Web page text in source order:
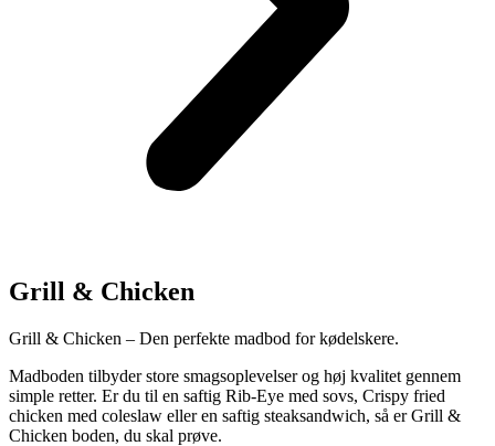
Grill & Chicken
Grill & Chicken – Den perfekte madbod for kødelskere.
Madboden tilbyder store smagsoplevelser og høj kvalitet gennem
simple retter. Er du til en saftig Rib-Eye med sovs, Crispy fried
chicken med coleslaw eller en saftig steaksandwich, så er Grill &
Chicken boden, du skal prøve.